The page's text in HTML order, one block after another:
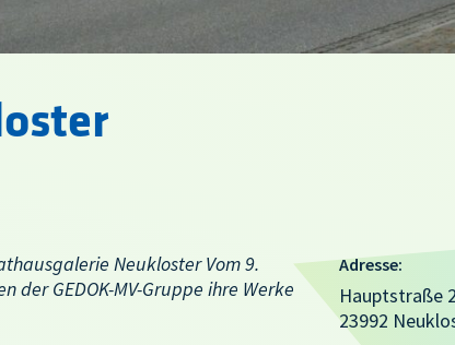
Neukloster Vom 9.
der GEDOK-MV-Gruppe ihre Werke
Adresse:
Hauptstraße
23992